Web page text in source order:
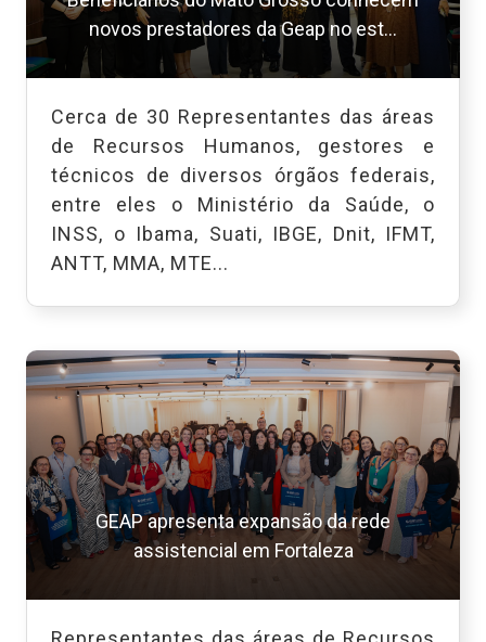
novos prestadores da Geap no est...
Cerca de 30 Representantes das áreas
de Recursos Humanos, gestores e
técnicos de diversos órgãos federais,
entre eles o Ministério da Saúde, o
INSS, o Ibama, Suati, IBGE, Dnit, IFMT,
ANTT, MMA, MTE...
GEAP apresenta expansão da rede
assistencial em Fortaleza